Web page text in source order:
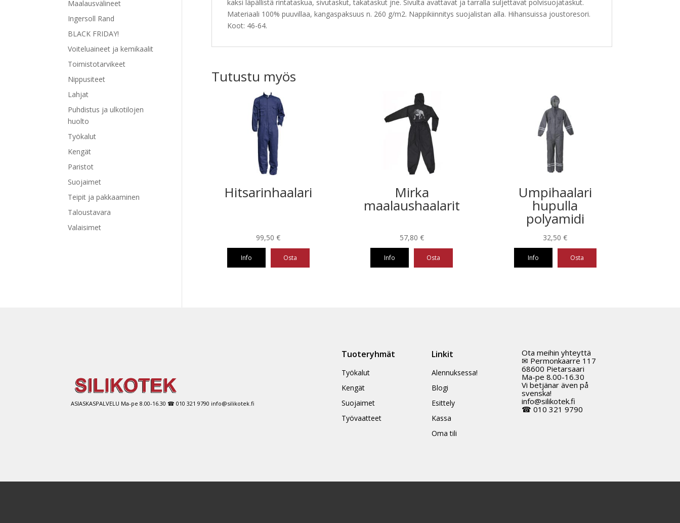
kaksi läpällistä rintataskua, sivutaskut, takataskut jne. Sivulta avattavat ja tarralla suljettavat polvisuojataskut.
Materiaali 100% puuvillaa, kangaspaksuus n. 260 g/m2. Nappikiinnitys suojalistan alla. Hihansuissa joustoresori.
Koot: 46-64.
Tutustu myös
Hitsarinhaalari
99,50€
Info Osta
Mirka
maalaushaalarit
57,80 €
Info Osta
valinnat
sivulla.
Umpihaalari
hupulla
polyamidi
32,50€
Info Osta
valinnat
tuotteen
Maalausvälineet
Ingersoll Rand
BLACK FRIDAY!
Voiteluaineet ja kemikaalit
Toimistotarvikeet
Nippusiteet
Lahjat
Puhdistus ja ulkotilojen
huolto
Työkalut
Kengät
Paristot
Suojaimet
Teipit ja pakkaaminen
Taloustavara
Valaisimet
ASIASKASPALVELU Ma-pe 8.00-16.30 ☎ 010 321 9790 info@silikotek.fi
Tuoteryhmät
Työkalut
Kengät
Suojaimet
Työvaatteet
Linkit
Alennuksessa!
Blogi
Esittely
Kassa
Oma tili
Ota meihin yhteyttä
✉ Permonkaarre 117
68600 Pietarsaari
Ma-pe 8.00-16.30
Vi betjänar även på
svenska!
info@silikotek.fi
☎ 010 321 9790